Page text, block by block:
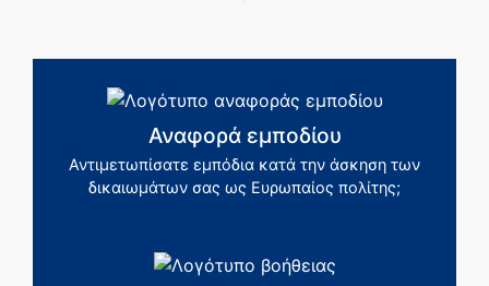
Αναφορά εμποδίου
Αντιμετωπίσατε εμπόδια κατά την άσκηση των
δικαιωμάτων σας ως Ευρωπαίος πολίτης;